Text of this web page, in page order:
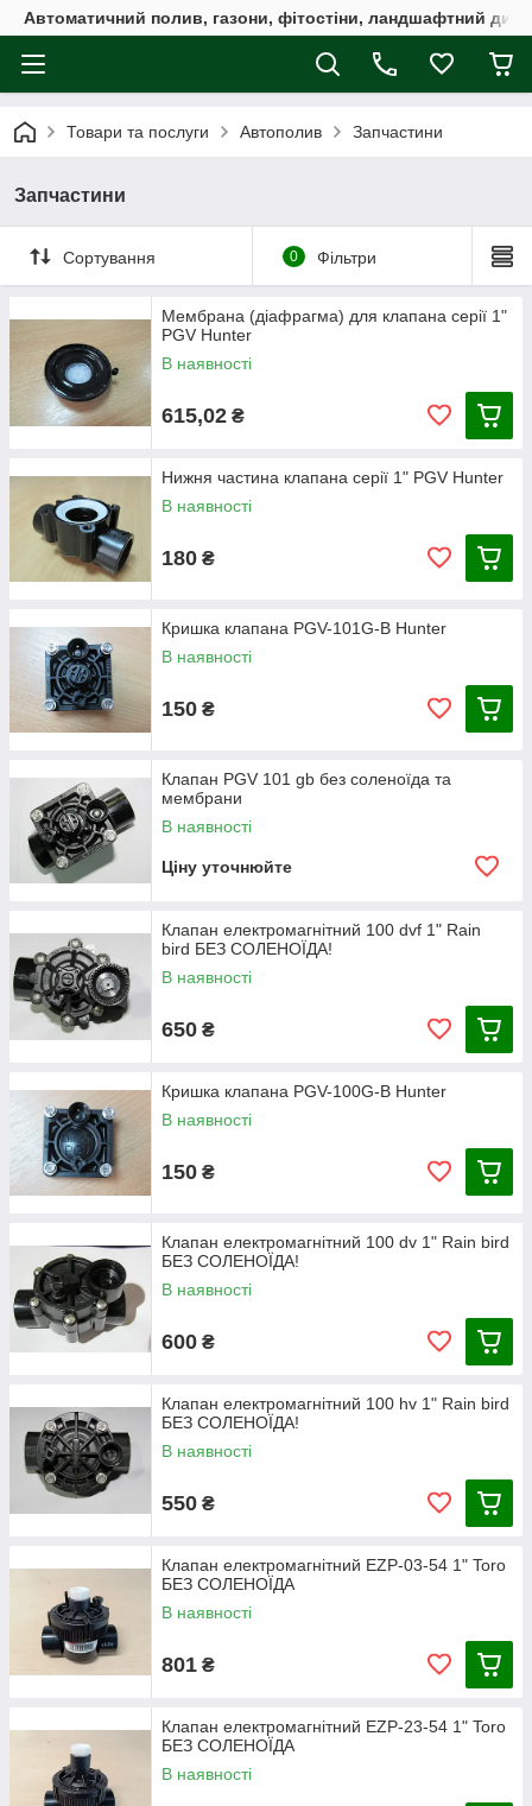
Автоматичний полив, газони, фітостіни, ландшафтний
Товари та послуги Автополив Запчастини
Запчастини
Сортування 0 Фільтри
Мембрана (діафрагма) для клапана серії 1"
PGV Hunter
В наявності
615,02 ₴
Нижня частина клапана серії 1" PGV Hunter
В наявності
180 ₴
Кришка клапана PGV-101G-B Hunter
В наявності
150 ₴
Клапан PGV 101 gb без соленоїда та
мембрани
В наявності
Ціну уточнюйте
Клапан електромагнітний 100 dvf 1" Rain
bird БЕЗ СОЛЕНОЇДА!
В наявності
650 ₴
Кришка клапана PGV-100G-B Hunter
В наявності
150 ₴
Клапан електромагнітний 100 dv 1" Rain bird
БЕЗ СОЛЕНОЇДА!
В наявності
600 ₴
Клапан електромагнітний 100 hv 1" Rain bird
БЕЗ СОЛЕНОЇДА!
В наявності
550 ₴
Клапан електромагнітний EZP-03-54 1" Toro
БЕЗ СОЛЕНОЇДА
В наявності
801 ₴
Клапан електромагнітний EZP-23-54 1" Toro
БЕЗ СОЛЕНОЇДА
В наявності